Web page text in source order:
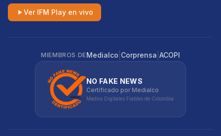
Ver IFM Play en vivo
MIEMBROS DEMedialco Corprensa ACOPI
NO FAKE NEWS
Certificado por Medialco
Medios Digitales Fiables de Colombia